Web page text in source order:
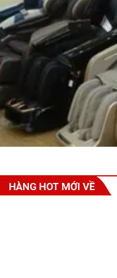
HÀNG HOT MỚI VỀ